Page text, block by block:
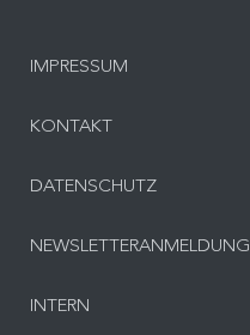
IMPRESSUM
KONTAKT
DATENSCHUTZ
NEWSLETTERANMELDUNG
INTERN